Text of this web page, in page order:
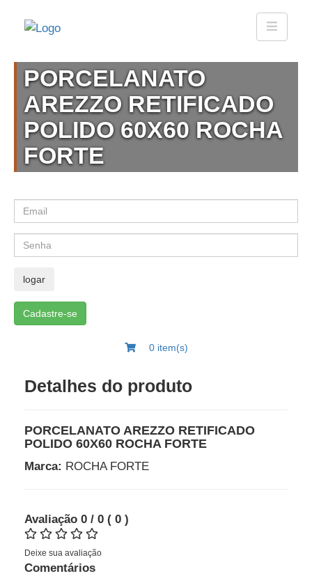
PORCELANATO
AREZZO RETIFICADO
POLIDO 60X60 ROCHA
FORTE
Cadastre-se
0 item(s)
Detalhes do produto
PORCELANATO AREZZO RETIFICADO
POLIDO 60X60 ROCHA FORTE
Marca: ROCHA FORTE
Avaliação 0 / 0 ( 0 )
Deixe sua avaliação
Comentários